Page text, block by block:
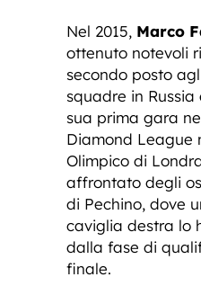
Nel 2015, Marco
ottenuto notevoli
secondo posto
squadre in
sua prima gara
Diamond League
Olimpico di
affrontato degli
di Pechino, dove
caviglia destra lo
dalla fase di
finale.